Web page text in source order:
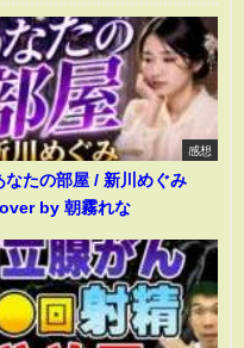
感想
なたの部屋 / 新川めぐみ
by 朝霧れな